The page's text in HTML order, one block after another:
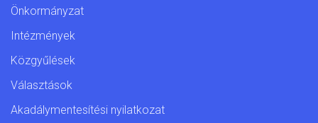
Önkormányzat
Intézmények
Közgyűlések
Választások
Akadálymentesítési nyilatkozat